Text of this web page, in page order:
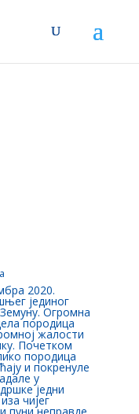
2020.
јединог
Огромна
породица
жалости
Почетком
породица
и покренуле
у
једни
чијег